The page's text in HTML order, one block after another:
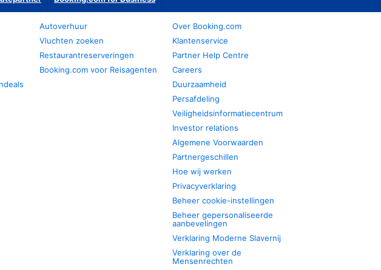
Autoverhuur
Vluchten zoeken
Restaurantreserveringen
Booking.com voor Reisagenten
Over Booking.com
Klantenservice
Partner Help Centre
Careers
Duurzaamheid
Persafdeling
Veiligheidsinformatiecentrum
Investor relations
Algemene Voorwaarden
Partnergeschillen
Hoe wij werken
Privacyverklaring
Beheer cookie-instellingen
Beheer gepersonaliseerde
aanbevelingen
Verklaring Moderne Slavernij
Verklaring over de
Mensenrechten